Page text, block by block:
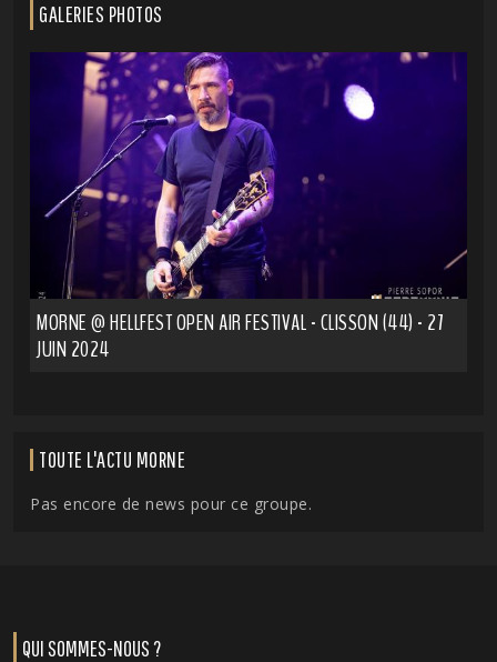
GALERIES PHOTOS
MORNE @ HELLFEST OPEN AIR FESTIVAL - CLISSON (44) - 27
JUIN 2024
TOUTE L'ACTU MORNE
Pas encore de news pour ce groupe.
QUI SOMMES-NOUS ?